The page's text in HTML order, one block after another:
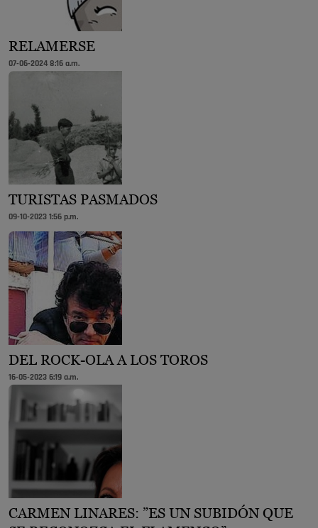
RELAMERSE
07-06-2024 8:16 a.m.
TURISTAS PASMADOS
09-10-2023 1:56 p.m.
DEL ROCK-OLA A LOS TOROS
16-05-2023 6:19 a.m.
CARMEN LINARES: ”ES UN SUBIDÓN QUE